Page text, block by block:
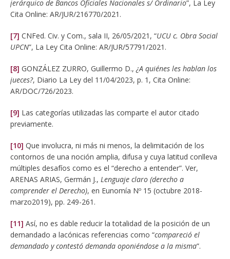
jerárquico de Bancos Oficiales Nacionales s/ Ordinario”, La Ley
Cita Online: AR/JUR/216770/2021.
[7] CNFed. Civ. y Com., sala II, 26/05/2021, “UCU c. Obra Social
UPCN”, La Ley Cita Online: AR/JUR/57791/2021.
[8] GONZÁLEZ ZURRO, Guillermo D., ¿A quiénes les hablan los
jueces?, Diario La Ley del 11/04/2023, p. 1, Cita Online:
AR/DOC/726/2023.
[9] Las categorías utilizadas las comparte el autor citado
previamente.
[10] Que involucra, ni más ni menos, la delimitación de los
contornos de una noción amplia, difusa y cuya latitud conlleva
múltiples desafíos como es el “derecho a entender”. Ver,
ARENAS ARIAS, Germán J., Lenguaje claro (derecho a
comprender el Derecho), en Eunomía Nº 15 (octubre 2018-
marzo2019), pp. 249-261.
[11] Así, no es dable reducir la totalidad de la posición de un
demandado a lacónicas referencias como “compareció el
demandado y contestó demanda oponiéndose a la misma”.